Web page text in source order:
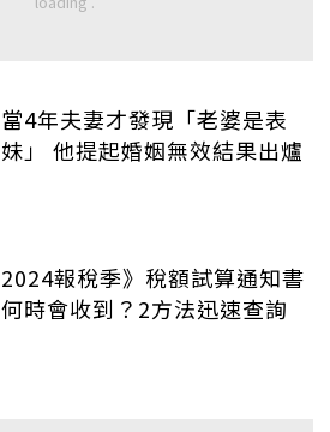
當4年夫妻才發現「老婆是表
妹」 他提起婚姻無效結果出爐
2024報稅季》稅額試算通知書
何時會收到？2方法迅速查詢